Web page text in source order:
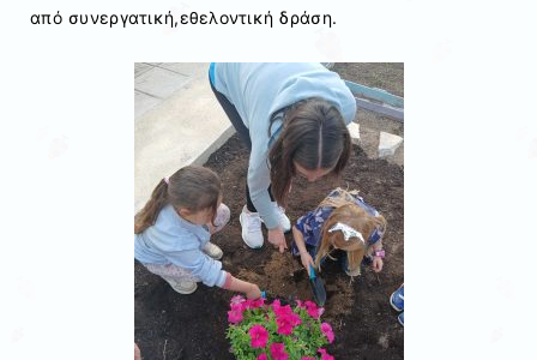
από συνεργατική,εθελοντική δράση.